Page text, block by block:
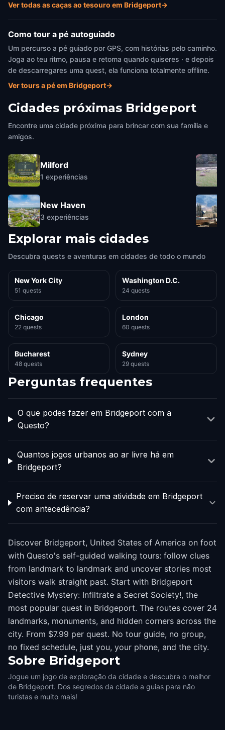
Ver todas as caças ao tesouro em Bridgeport→
Como tour a pé autoguiado
Um percurso a pé guiado por GPS, com histórias pelo caminho.
Joga ao teu ritmo, pausa e retoma quando quiseres · e depois
de descarregares uma quest, ela funciona totalmente offline.
Ver tours a pé em Bridgeport→
Cidades próximas Bridgeport
Encontre uma cidade próxima para brincar com sua família e
amigos.
Milford
1 experiências
New Haven
3 experiências
Explorar mais cidades
Descubra quests e aventuras em cidades de todo o mundo
New York City
51 quests
Washington D.C.
24 quests
Chicago
22 quests
London
60 quests
Bucharest
48 quests
Sydney
29 quests
Perguntas frequentes
O que podes fazer em Bridgeport com a
Questo?
Quantos jogos urbanos ao ar livre há em
Bridgeport?
Preciso de reservar uma atividade em Bridgeport
com antecedência?
Discover Bridgeport, United States of America on foot
with Questo's self-guided walking tours: follow clues
from landmark to landmark and uncover stories most
visitors walk straight past. Start with Bridgeport
Detective Mystery: Infiltrate a Secret Society!, the
most popular quest in Bridgeport. The routes cover 24
landmarks, monuments, and hidden corners across the
city. From $7.99 per quest. No tour guide, no group,
no fixed schedule, just you, your phone, and the city.
Sobre Bridgeport
Jogue um jogo de exploração da cidade e descubra o melhor
de Bridgeport. Dos segredos da cidade a guias para não
turistas e muito mais!